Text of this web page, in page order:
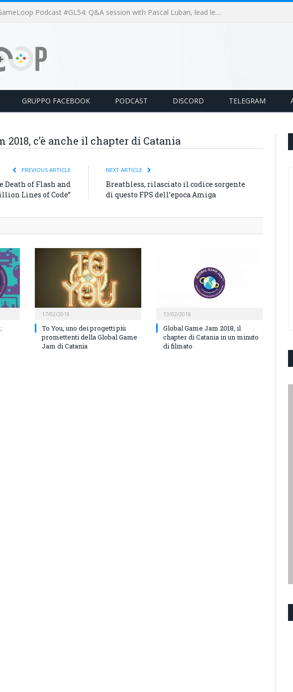
GameLoop Podcast #GL53: Le nuove policy di monetizzazione di Unity
GRUPPO FACEBOOK PODCAST DISCORD TELEGRAM
2018, c’è anche il chapter di Catania
PREVIOUS ARTICLE
Death of Flash and
Lines of Code”
NEXT ARTICLE
Breathless, rilasciato il codice sorgente
di questo FPS dell’epoca Amiga
17/02/2018
To You, uno dei progetti più
promettenti della Global Game
Jam di Catania
13/02/2018
Global Game Jam 2018, il
chapter di Catania in un minuto
di filmato